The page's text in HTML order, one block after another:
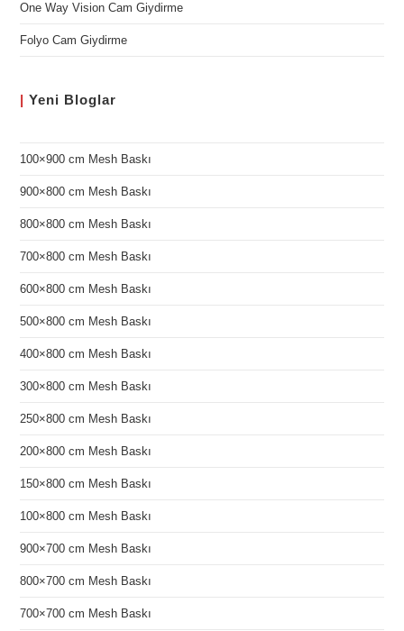
One Way Vision Cam Giydirme
Folyo Cam Giydirme
| Yeni Bloglar
100×900 cm Mesh Baskı
900×800 cm Mesh Baskı
800×800 cm Mesh Baskı
700×800 cm Mesh Baskı
600×800 cm Mesh Baskı
500×800 cm Mesh Baskı
400×800 cm Mesh Baskı
300×800 cm Mesh Baskı
250×800 cm Mesh Baskı
200×800 cm Mesh Baskı
150×800 cm Mesh Baskı
100×800 cm Mesh Baskı
900×700 cm Mesh Baskı
800×700 cm Mesh Baskı
700×700 cm Mesh Baskı